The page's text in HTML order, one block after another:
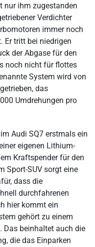
nur ihm zugestanden
Verdichter
immer noch
Er tritt bei niedrigen
der Abgase für den
noch nicht für flottes
System wird von
das
Umdrehungen pro
Audi SQ7 erstmals ein
eigenen Lithium-
Kraftspender für den
Sport-SUV sorgt eine
dass die
durchfahrenen
hier kommt ein
gehört zu einem
Das beinhaltet auch die
die das Einparken